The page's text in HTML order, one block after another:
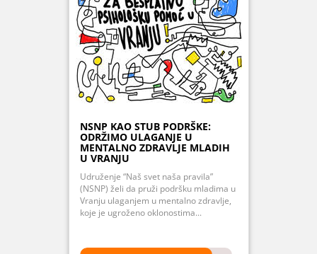
NSNP KAO STUB PODRŠKE:
ODRŽIMO ULAGANJE U
MENTALNO ZDRAVLJE MLADIH
U VRANJU
Udruženje “Naš svet naša pravila”
(NSNP) želi da pruži podršku mladima u
Vranju ulaganjem u mentalno zdravlje,
koje je ugroženo oklonostima...